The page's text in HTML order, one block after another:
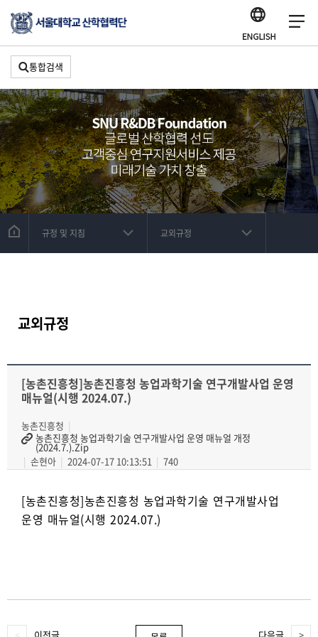
통합검색
규정 및 지침 교외규정
교외규정
[농촌진흥청]농촌진흥청 농업과학기술 연구개발사업 운영
매뉴얼(시행 2024.07.)
농촌진흥청
농촌진흥청 농업과학기술 연구개발사업 운영 매뉴얼 개정
(2024.7.).Zip
손현아
2024-07-17 10:13:51 740
[농촌진흥청]농촌진흥청 농업과학기술 연구개발사업
운영 매뉴얼(시행 2024.07.)